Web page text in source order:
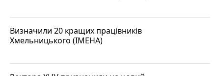
Визначили 20 кращих працівників
Хмельницького (ІМЕНА)